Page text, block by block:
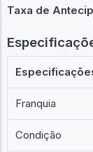
Taxa de
Franquia
Condição